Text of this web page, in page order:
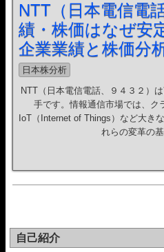
NTT（日本電信電
績・株価はなぜ安
企業業績と株価分
日本株分析
NTT（日本電信電話、９４３２）
手です。情報通信市場では、ク
IoT（Internet of Things）など大き
れらの変革の
自己紹介